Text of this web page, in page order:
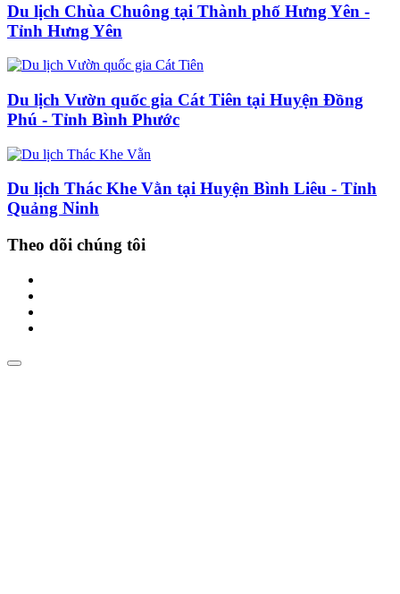
Du lịch Chùa Chuông tại Thành phố Hưng Yên -
Tỉnh Hưng Yên
Du lịch Vườn quốc gia Cát Tiên tại Huyện Đồng
Phú - Tỉnh Bình Phước
Du lịch Thác Khe Vằn tại Huyện Bình Liêu - Tỉnh
Quảng Ninh
Theo dõi chúng tôi